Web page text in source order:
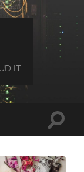
IT
Toggle